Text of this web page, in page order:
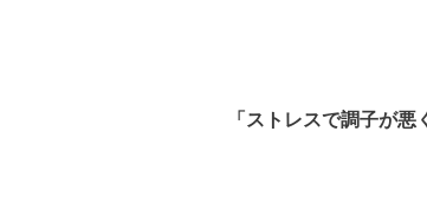
「ストレスで調子が悪